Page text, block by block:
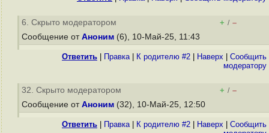
6. Скрыто модератором + / –
Сообщение от Аноним (6), 10-Май-25, 11:43
Ответить Правка| К родителю #2 Наверх
Cообщить
модератору
32. Скрыто модератором + / –
Сообщение от Аноним (32), 10-Май-25, 12:50
Ответить Правка| К родителю #2 Наверх
Cообщить